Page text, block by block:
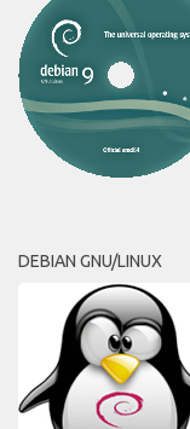
DEBIAN GNU/LINUX